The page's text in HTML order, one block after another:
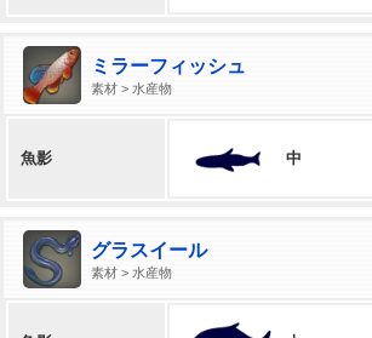
ミラーフィッシュ
素材 > 水産物
魚影 中
グラスイール
素材 > 水産物